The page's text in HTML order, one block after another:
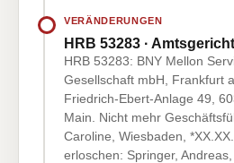
VERÄNDERUNGEN
HRB 53283 ·
HRB 53283: BNY Mellon
Gesellschaft mbH, Frankfurt
Friedrich-Ebert-Anlage 49,
Main. Nicht mehr
Caroline, Wiesbaden,
erloschen: Springer, Andreas,